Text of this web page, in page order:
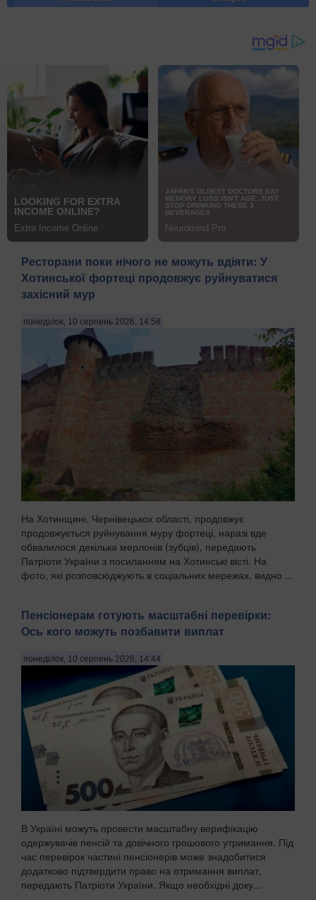
Ресторани поки нічого не можуть вдіяти: У
Хотинської фортеці продовжує руйнуватися
захісний мур
понеділок, 10 серпень 2026, 14:58
На Хотинщині, Чернівецькох області, продовжує
продовжується руйнування муру фортеці, наразі вде
обвалилося декілька мерлонів (зубців), передають
Патріоти України з посиланням на Хотинські вісті. На
фото, які розповсюджують в соціальних мережах, видно ...
Пенсіонерам готують масштабні перевірки:
Ось кого можуть позбавити виплат
понеділок, 10 серпень 2026, 14:44
В Україні можуть провести масштабну верифікацію
одержувачів пенсій та довічного грошового утримання. Під
час перевірок частині пенсіонерів може знадобитися
додатково підтвердити право на отримання виплат,
передають Патріоти України. Якщо необхідні доку...